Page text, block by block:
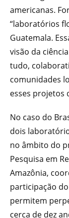
americanas.
“laboratórios
Guatemala.
visão da
tudo,
comunidades
esses projetos
No caso do
dois
no âmbito do
Pesquisa em
Amazônia,
participação
permitem
cerca de dez